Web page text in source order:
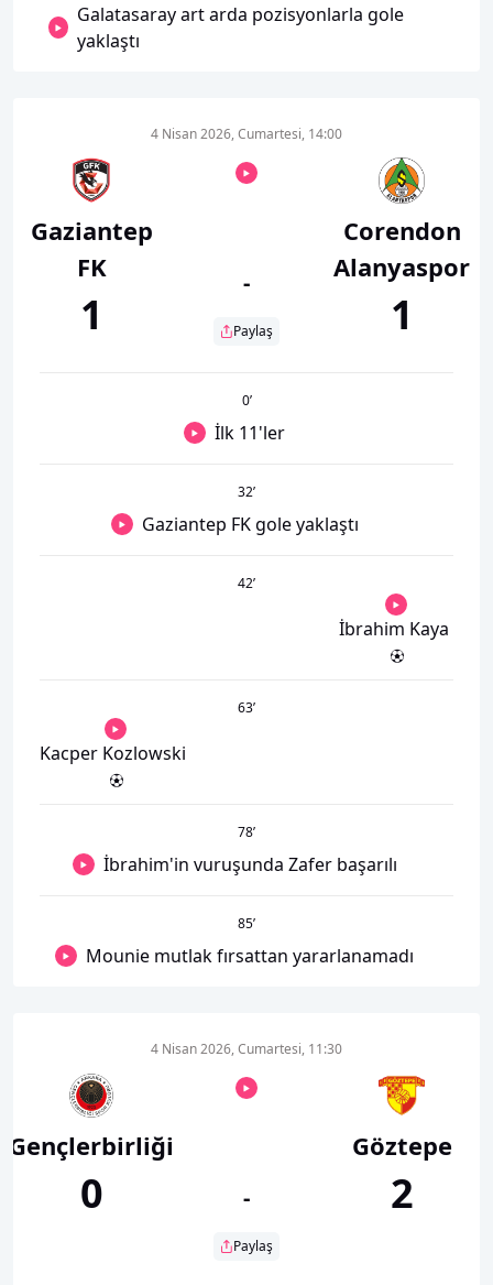
Galatasaray art arda pozisyonlarla gole
yaklaştı
Gaziantep
FK
1
4 Nisan 2026, Cumartesi, 14:00
-
Paylaş
Corendon
Alanyaspor
1
0’
İlk 11'ler
32’
Gaziantep FK gole yaklaştı
42’
İbrahim Kaya
63’
Kacper Kozlowski
78’
İbrahim'in vuruşunda Zafer başarılı
85’
Mounie mutlak fırsattan yararlanamadı
Gençlerbirliği
0
4 Nisan 2026, Cumartesi, 11:30
-
Paylaş
Göztepe
2